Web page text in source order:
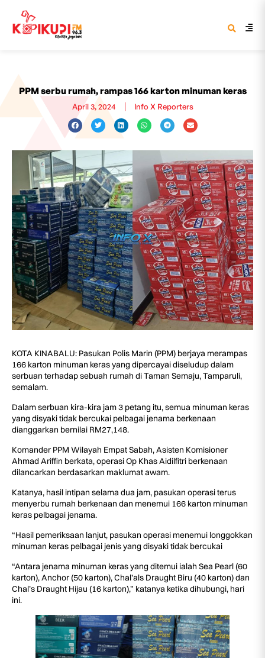
PPM serbu rumah, rampas 166 karton minuman keras
April 3, 2024 Info X Reporters
KOTA KINABALU: Pasukan Polis Marin (PPM) berjaya merampas
166 karton minuman keras yang dipercayai diseludup dalam
serbuan terhadap sebuah rumah di Taman Semaju, Tamparuli,
semalam.
Dalam serbuan kira-kira jam 3 petang itu, semua minuman keras
yang disyaki tidak bercukai pelbagai jenama berkenaan
dianggarkan bernilai RM27,148.
Komander PPM Wilayah Empat Sabah, Asisten Komisioner
Ahmad Ariffin berkata, operasi Op Khas Aidilfitri berkenaan
dilancarkan berdasarkan maklumat awam.
Katanya, hasil intipan selama dua jam, pasukan operasi terus
menyerbu rumah berkenaan dan menemui 166 karton minuman
keras pelbagai jenama.
“Hasil pemeriksaan lanjut, pasukan operasi menemui longgokkan
minuman keras pelbagai jenis yang disyaki tidak bercukai
“Antara jenama minuman keras yang ditemui ialah Sea Pearl (60
karton), Anchor (50 karton), Chal’als Draught Biru (40 karton) dan
Chal’s Draught Hijau (16 karton),” katanya ketika dihubungi, hari
ini.